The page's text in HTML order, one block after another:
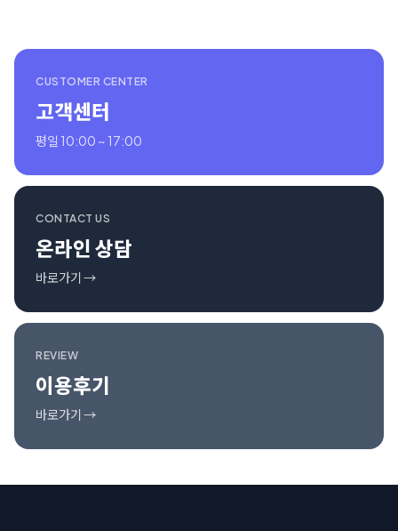
CUSTOMER CENTER
고객센터
평일 10:00 ~ 17:00
CONTACT US
온라인 상담
바로가기 →
REVIEW
이용후기
바로가기 →